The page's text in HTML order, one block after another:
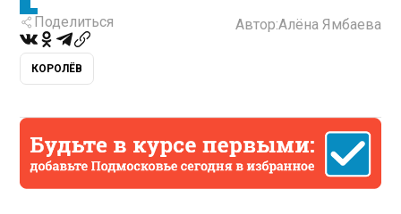
Поделиться
Автор:Алёна Ямбаева
КОРОЛЁВ